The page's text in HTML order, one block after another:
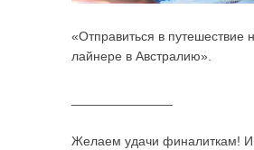
«Отправиться в путешествие
лайнере в Австралию».
Желаем удачи финалиткам! И